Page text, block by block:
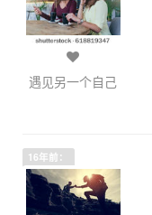
遇见另一个自己
16年前：